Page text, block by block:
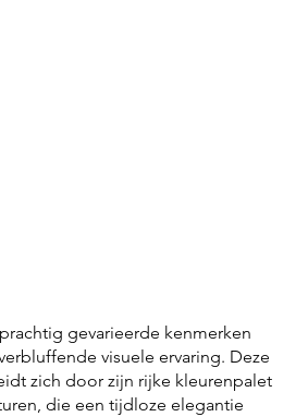
gevarieerde kenmerken
visuele ervaring. Deze
zich door zijn rijke kleurenpalet
die een tijdloze elegantie